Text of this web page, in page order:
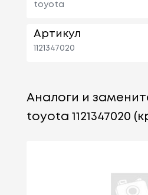
toyota
Артикул
1121347020
Аналоги и
toyota 1121347020